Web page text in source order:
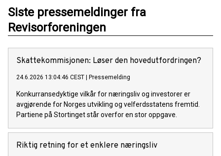
Siste pressemeldinger fra
Revisorforeningen
Skattekommisjonen: Løser den hovedutfordringen?
24.6.2026 13:04:46 CEST Pressemelding
Konkurransedyktige vilkår for næringsliv og investorer er
avgjørende for Norges utvikling og velferdsstatens fremtid.
Partiene på Stortinget står overfor en stor oppgave.
Riktig retning for et enklere næringsliv